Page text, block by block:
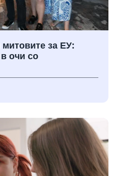
за ЕУ:
очи со